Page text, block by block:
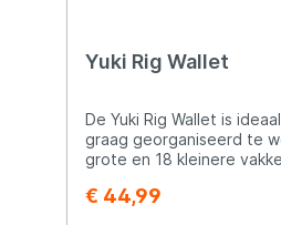
Yuki Rig Wallet
De Yuki Rig Wallet is
graag georganiseerd te
grote en 18 kleinere
onderlijnen. Dankzij het
€ 44,99